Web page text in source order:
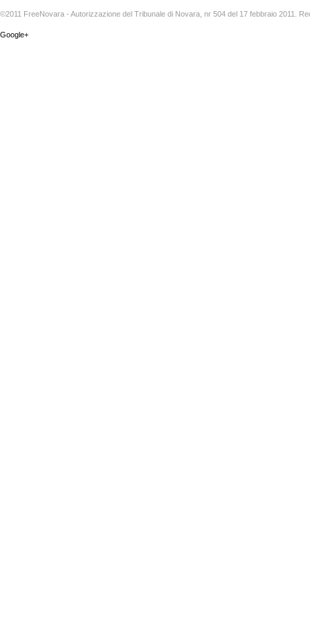
©2011 FreeNovara - Autorizzazione del Tribunale di Novara, nr 504 del 17 febbraio 2011.
Google+